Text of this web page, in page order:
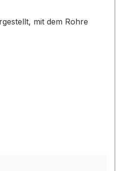
mit dem Rohre